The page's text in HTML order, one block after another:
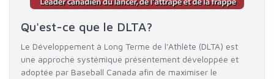
Qu'est-ce que le DLTA?
Le Développement à Long Terme de l'Athlète (DLTA) est
une approche systémique présentement développée et
adoptée par Baseball Canada afin de maximiser le